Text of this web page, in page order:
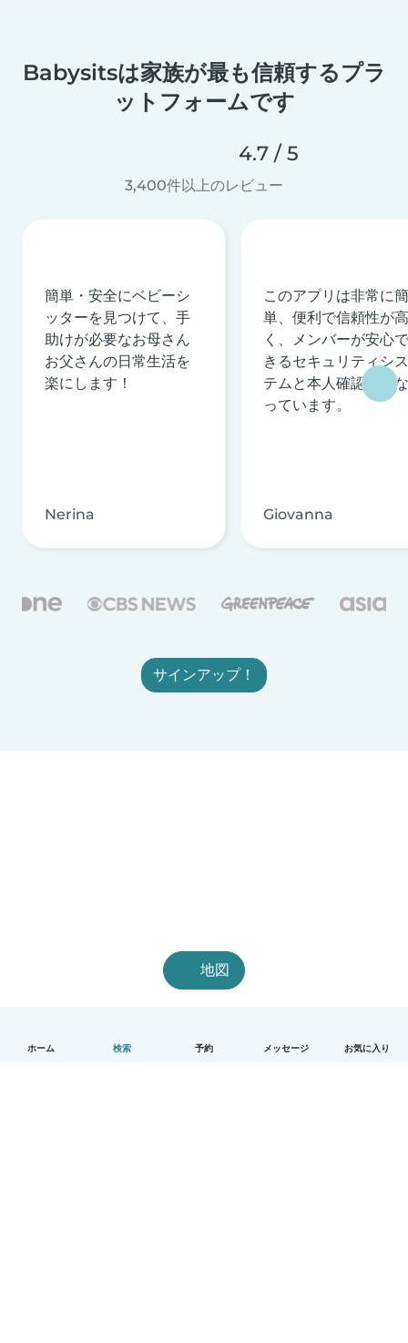
ホーム 検索 予約 メッセージ お気に入り
Babysitsは家族が最も信頼するプラ
ットフォームです
4.7 / 5
3,400件以上のレビュー
簡単・安全にベビーシ
ッターを見つけて、手
助けが必要なお母さん
お父さんの日常生活を
楽にします！
Nerina
このアプリは非常に簡
単、便利で信頼性が高
く、メンバーが安心で
きるセキュリティシス
テムと本人確認を行な
っています。
Giovanna
サインアップ！
地図